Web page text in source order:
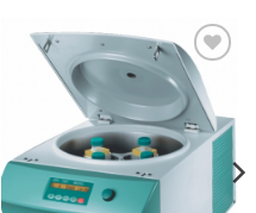
Add to
Wishlist